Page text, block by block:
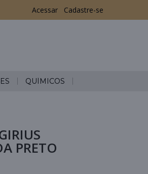
Acessar Cadastre-se
QUÍMICOS
PRETO